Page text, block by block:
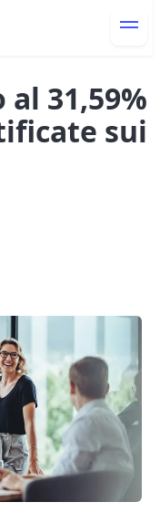
31,59%
sui